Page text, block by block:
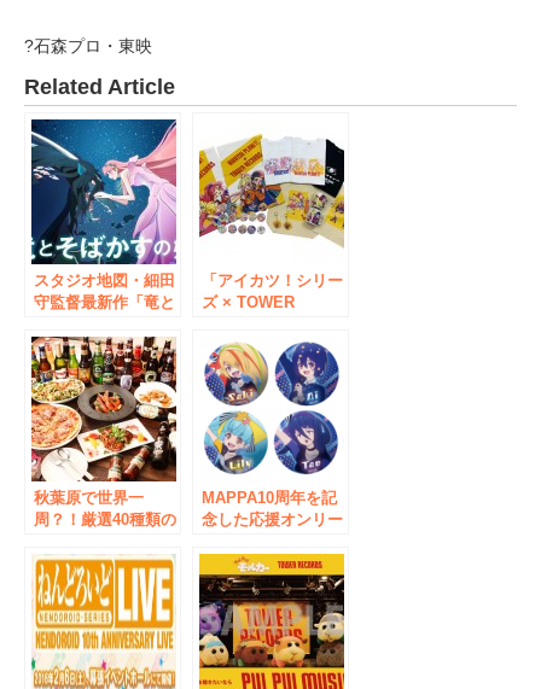
?石森プロ・東映
Related Article
スタジオ地図・細田
守監督最新作「竜と
記念、コラボグッズ
を7月16日(金)から発
売！タワレコ「NO
MUSIC, NO LIFE.」
と歌姫ベルの世界が
ひとつに！
「アイカツ！シリー
ズ × TOWER
グッズを3/4発売！
最新作「アイカツプ
ラネット！」や「ア
イカツ！」のアイテ
ムが登場！
秋葉原で世界一
周？！厳選40種類の
題！ 「旅ノリフェ
ス 10th
Anniversary」
MAPPA10周年を記
念した応援オンリー
日よりアニメイト名
古屋、大阪日本橋、
秋葉原本館で順次開
催決定！ MAPPA
作品の新商品販売や
展示を実施!!